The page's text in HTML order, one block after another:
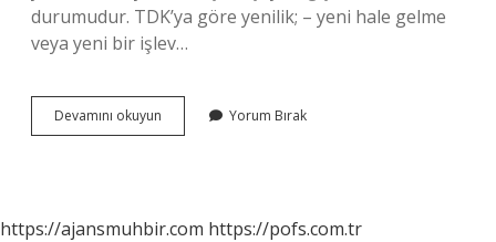
durumudur. TDK’ya göre yenilik; – yeni hale gelme
veya yeni bir işlev…
Devamını okuyun
Neyi
Yorum Bırak
https://ajansmuhbir.com https://pofs.com.tr